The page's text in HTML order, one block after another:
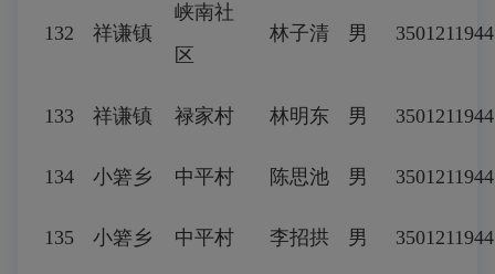
132 祥谦镇
峡南社
区
林子清 男
133 祥谦镇 禄家村 林明东 男
134 小箬乡 中平村 陈思池 男
135 小箬乡 中平村 李招拱 男